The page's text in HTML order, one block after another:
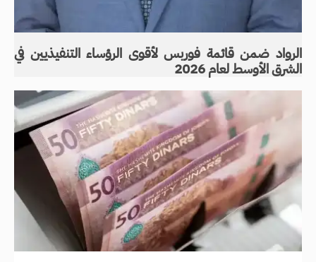
الرواد ضمن قائمة فوربس لأقوى الرؤساء التنفيذيين في
الشرق الأوسط لعام 2026